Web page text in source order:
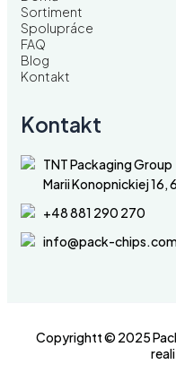
Sortiment
Spolupráce
FAQ
Blog
Kontakt
Kontakt
TNT Packaging Group
Marii Konopnickiej 16,
+48 881 290 270
info@pack-
Copyrightt © 2025 Pack